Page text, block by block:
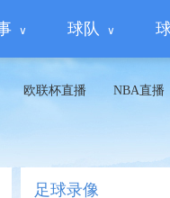
球队
欧联杯直播 NBA直播
足球录像